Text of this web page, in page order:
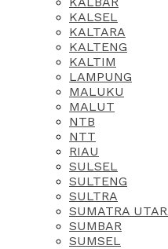
KALSEL
KALTARA
KALTENG
KALTIM
LAMPUNG
MALUKU
MALUT
NTB
NTT
RIAU
SULSEL
SULTENG
SULTRA
SUMATRA
SUMBAR
SUMSEL